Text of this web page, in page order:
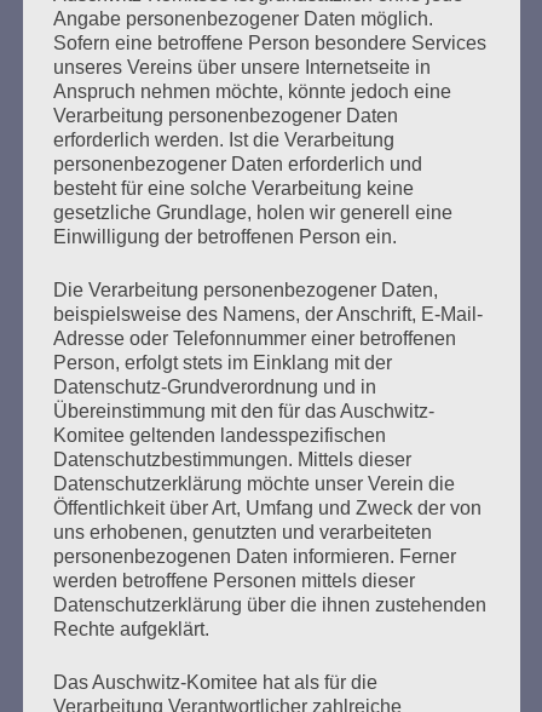
Unbehagen an der
Erinnerungskultur. Die
Ausgegrenzten und die
Unerwünschten.
Erstellt am13. Januar 2026
Seit 39 Jahren lädt das Auschwitz-Komitee im Januar zu
Konzentrations- und Vernichtungslagers Auschwitz zu
erinnern.
Seitennummerierung
der
Beiträge
1 Weiter
Ihr habt keine Schuld an dieser Zeit. Aber ihr macht
Angabe personenbezogener Daten möglich.
Sofern eine betroffene Person besondere Services
unseres Vereins über unsere Internetseite in
Anspruch nehmen möchte, könnte jedoch eine
Verarbeitung personenbezogener Daten
erforderlich werden. Ist die Verarbeitung
personenbezogener Daten erforderlich und
besteht für eine solche Verarbeitung keine
gesetzliche Grundlage, holen wir generell eine
Einwilligung der betroffenen Person ein.
Die Verarbeitung personenbezogener Daten,
beispielsweise des Namens, der Anschrift, E-Mail-
Adresse oder Telefonnummer einer betroffenen
Person, erfolgt stets im Einklang mit der
Datenschutz-Grundverordnung und in
Übereinstimmung mit den für das Auschwitz-
Komitee geltenden landesspezifischen
Datenschutzbestimmungen. Mittels dieser
Datenschutzerklärung möchte unser Verein die
Öffentlichkeit über Art, Umfang und Zweck der von
uns erhobenen, genutzten und verarbeiteten
personenbezogenen Daten informieren. Ferner
werden betroffene Personen mittels dieser
Datenschutzerklärung über die ihnen zustehenden
Rechte aufgeklärt.
Das Auschwitz-Komitee hat als für die
Verarbeitung Verantwortlicher zahlreiche